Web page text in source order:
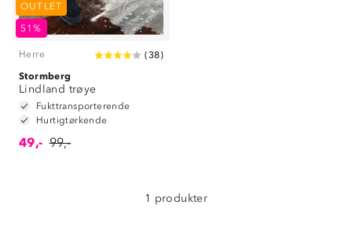
OUTLET
51%
Herre (38)
Stormberg
Lindland trøye
Fukttransporterende
Hurtigtørkende
49,- 99,-
1 produkter
Om Stormberg
Verdigrunnlag
Klima og miljø
Trelagsprinsippet barn
Dette trenger du til barnehagen